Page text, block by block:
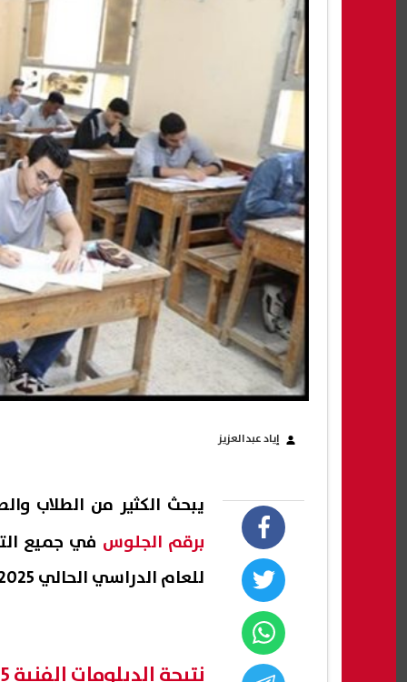
إياد عبدالعزيز
يبحث الكثير من الطلاب
برقم الجلوس في جميع
للعام الدراسي الحالي 2025-2024، يوم 12 يونيو الجاري.